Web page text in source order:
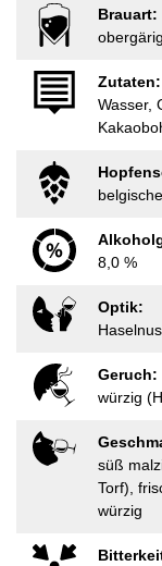
Brauart:
Zutaten:
Wasser,
8,0 %
Optik:
Geruch:
würzig
süß
Torf),
würzig